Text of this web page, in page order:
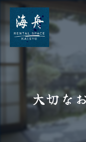
大切な